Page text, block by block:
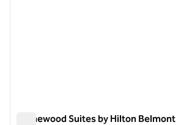
Homewood Suites by Hilton Belmont